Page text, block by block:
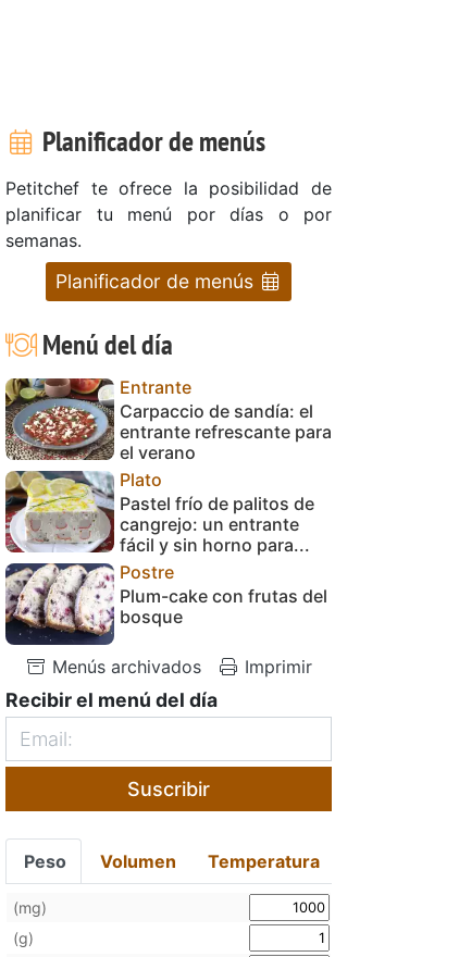
Planificador de menús
Petitchef te ofrece la posibilidad de
planificar tu menú por días o por
semanas.
Planificador de menús
Menú del día
Entrante
Carpaccio de sandía: el
entrante refrescante para
el verano
Plato
Pastel frío de palitos de
cangrejo: un entrante
fácil y sin horno para...
Postre
Plum-cake con frutas del
bosque
Menús archivados Imprimir
Recibir el menú del día
Suscribir
Peso Volumen Temperatura
(mg)
(g)